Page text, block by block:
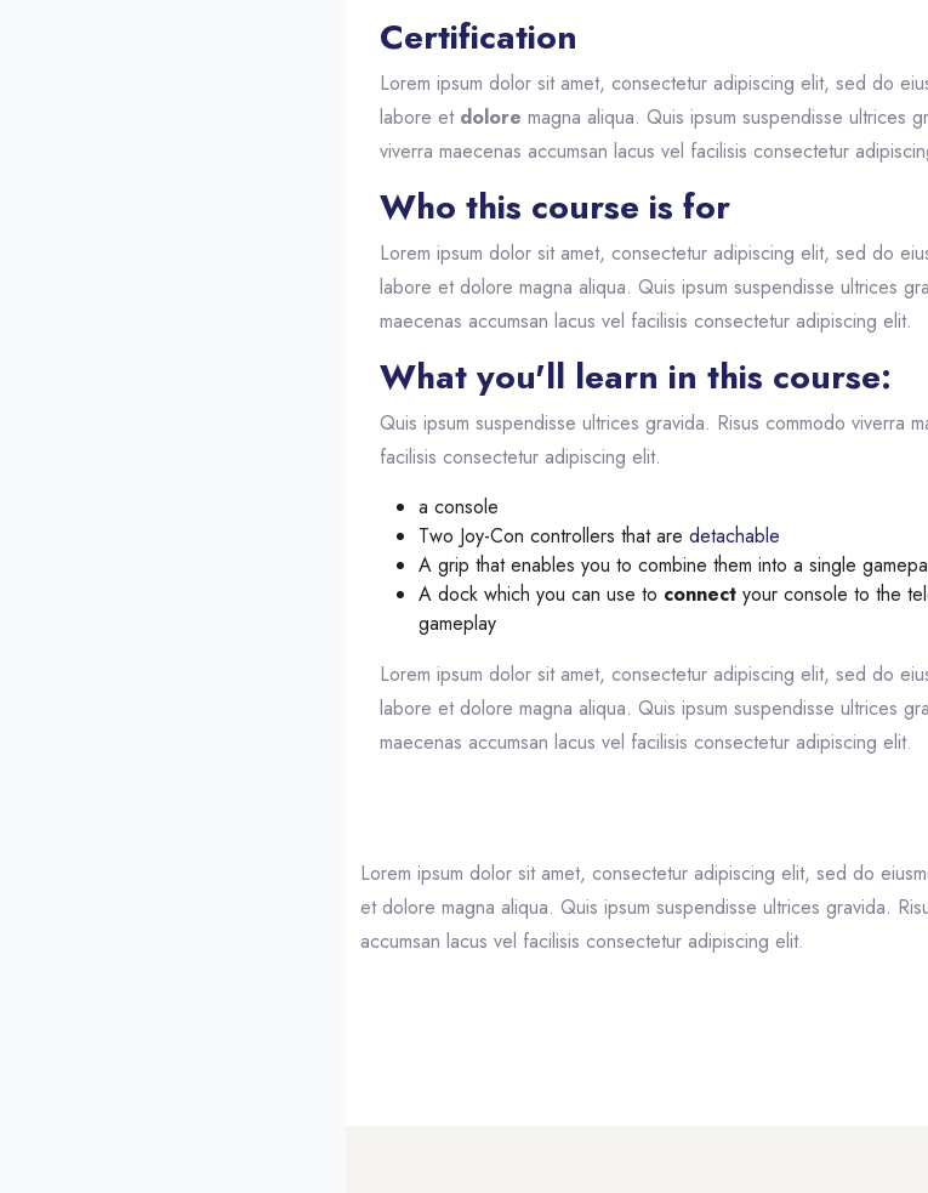
Certification
Lorem ipsum dolor sit amet, consectetur adipiscing elit, sed do
labore et dolore magna aliqua. Quis ipsum suspendisse ultrices
viverra maecenas accumsan lacus vel facilisis consectetur
Who this course is for
Lorem ipsum dolor sit amet, consectetur adipiscing elit, sed do
labore et dolore magna aliqua. Quis ipsum suspendisse ultrices
maecenas accumsan lacus vel facilisis consectetur adipiscing elit.
What you'll learn in this course:
Quis ipsum suspendisse ultrices gravida. Risus commodo viverra
facilisis consectetur adipiscing elit.
a console
Two Joy-Con controllers that are detachable
A grip that enables you to combine them into a single
A dock which you can use to connect your console to the
gameplay
Lorem ipsum dolor sit amet, consectetur adipiscing elit, sed do
labore et dolore magna aliqua. Quis ipsum suspendisse ultrices
maecenas accumsan lacus vel facilisis consectetur adipiscing elit.
Résumé de section
Lorem ipsum dolor sit amet, consectetur adipiscing elit, sed do
et dolore magna aliqua. Quis ipsum suspendisse ultrices gravida.
accumsan lacus vel facilisis consectetur adipiscing elit.